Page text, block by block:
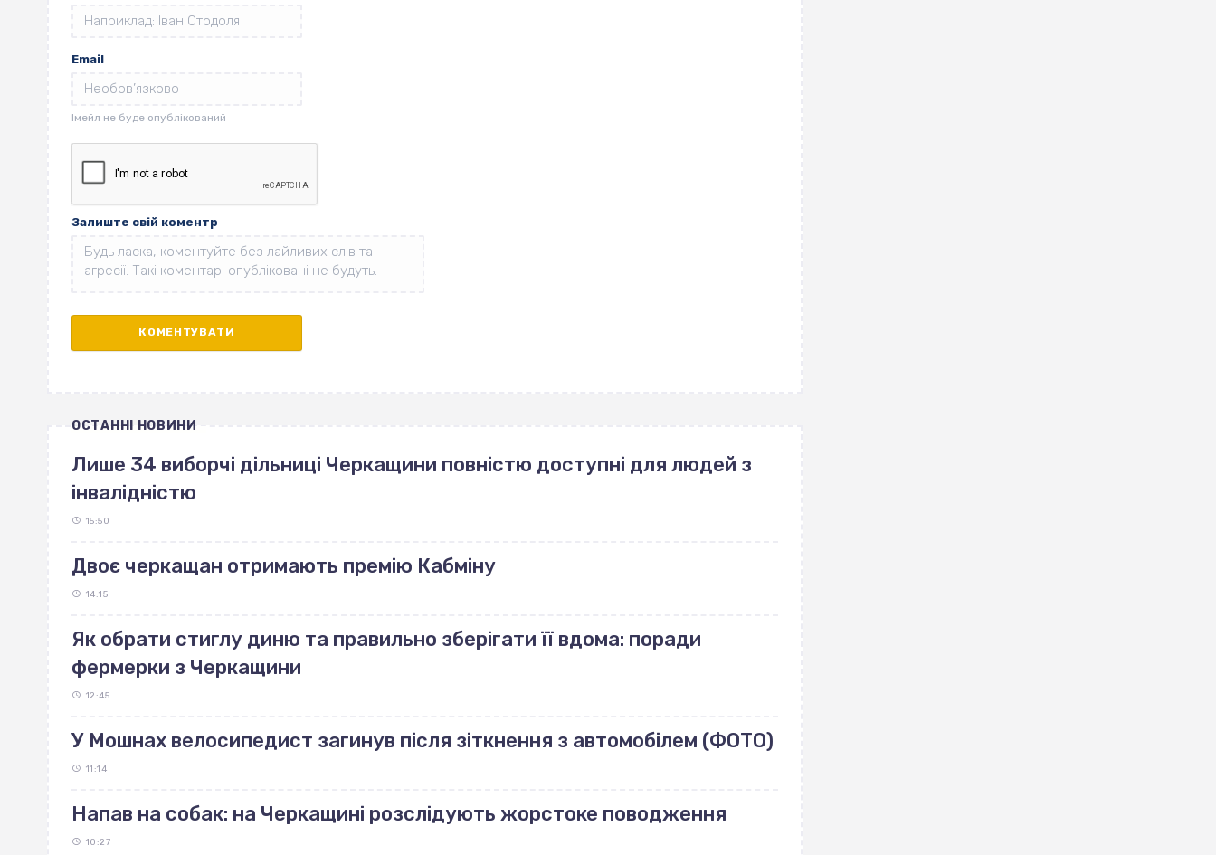
Email
Залиште свій коментр
ОСТАННІ НОВИНИ
Лише 34 виборчі дільниці Черкащини повністю доступні для людей з
інвалідністю
15:50
Двоє черкащан отримають премію Кабміну
14:15
Як обрати стиглу диню та правильно зберігати її вдома: поради
фермерки з Черкащини
12:45
У Мошнах велосипедист загинув після зіткнення з автомобілем (ФОТО)
11:14
Напав на собак: на Черкащині розслідують жорстоке поводження
10:27